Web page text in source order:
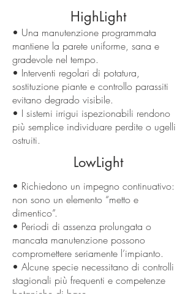
HighLight
• Una manutenzione programmata
mantiene la parete uniforme, sana e
gradevole nel tempo.
• Interventi regolari di potatura,
sostituzione piante e controllo parassiti
evitano degrado visibile.
• I sistemi irrigui ispezionabili rendono
più semplice individuare perdite o ugelli
ostruiti.
LowLight
• Richiedono un impegno continuativo:
non sono un elemento “metto e
dimentico”.
• Periodi di assenza prolungata o
mancata manutenzione possono
compromettere seriamente l’impianto.
• Alcune specie necessitano di controlli
stagionali più frequenti e competenze
botaniche di base.